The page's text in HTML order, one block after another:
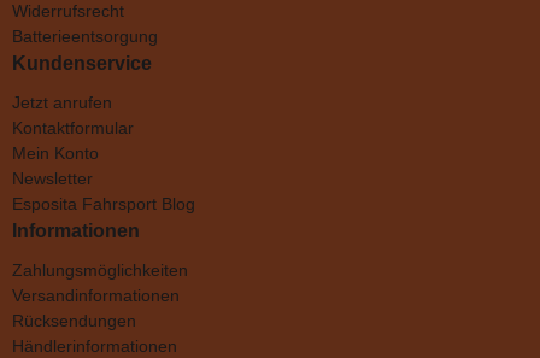
Widerrufsrecht
Batterieentsorgung
Kundenservice
Jetzt anrufen
Kontaktformular
Mein Konto
Newsletter
Esposita Fahrsport Blog
Informationen
Zahlungsmöglichkeiten
Versandinformationen
Rücksendungen
Händlerinformationen